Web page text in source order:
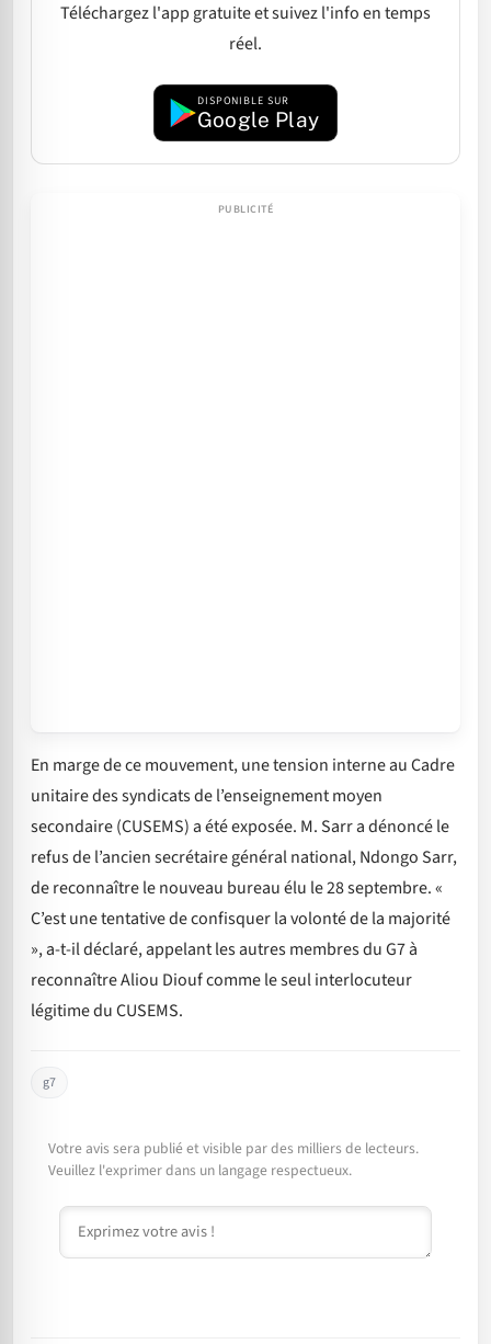
Téléchargez l'app gratuite et suivez l'info en temps
réel.
DISPONIBLE SUR
Google Play
En marge de ce mouvement, une tension interne au Cadre
unitaire des syndicats de l’enseignement moyen
secondaire (CUSEMS) a été exposée. M. Sarr a dénoncé le
refus de l’ancien secrétaire général national, Ndongo Sarr,
de reconnaître le nouveau bureau élu le 28 septembre. «
C’est une tentative de confisquer la volonté de la majorité
», a-t-il déclaré, appelant les autres membres du G7 à
reconnaître Aliou Diouf comme le seul interlocuteur
légitime du CUSEMS.
g7
Votre avis sera publié et visible par des milliers de lecteurs.
Veuillez l'exprimer dans un langage respectueux.
Commentaire